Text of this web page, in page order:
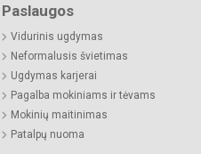
Paslaugos
Vidurinis ugdymas
Neformalusis švietimas
Ugdymas karjerai
Pagalba mokiniams ir tėvams
Mokinių maitinimas
Patalpų nuoma